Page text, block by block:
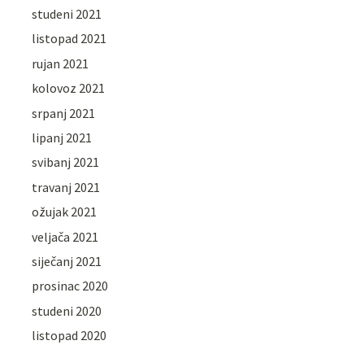
studeni 2021
listopad 2021
rujan 2021
kolovoz 2021
srpanj 2021
lipanj 2021
svibanj 2021
travanj 2021
ožujak 2021
veljača 2021
siječanj 2021
prosinac 2020
studeni 2020
listopad 2020